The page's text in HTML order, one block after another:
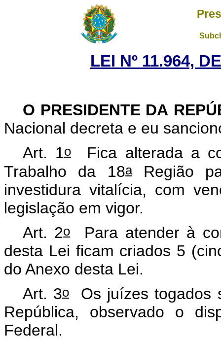
LEI Nº 11.964,
O PRESIDENTE DA
Nacional decreta e eu
Art. 1o
Fica alterada a
Trabalho da 18aRegião
investidura vitalícia, com
legislação em vigor.
Art. 2oPara atender à
desta Lei ficam criados 5
do Anexo desta Lei.
Art. 3oOs juízes togados
República, observado o
Federal.